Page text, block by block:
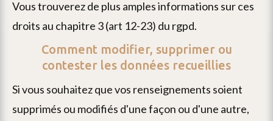
vous trouverez de plus amples informations sur ces
droits au chapitre 3 (art 12-23) du rgpd.
Comment modifier, supprimer ou
contester les données recueillies
si vous souhaitez que vos renseignements soient
supprimés ou modifiés d'une façon ou d'une autre,